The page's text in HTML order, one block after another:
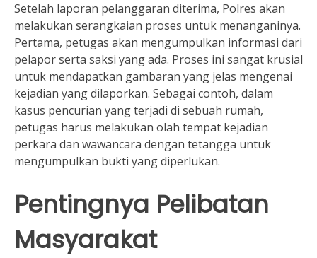
Setelah laporan pelanggaran diterima, Polres akan
melakukan serangkaian proses untuk menanganinya.
Pertama, petugas akan mengumpulkan informasi dari
pelapor serta saksi yang ada. Proses ini sangat krusial
untuk mendapatkan gambaran yang jelas mengenai
kejadian yang dilaporkan. Sebagai contoh, dalam
kasus pencurian yang terjadi di sebuah rumah,
petugas harus melakukan olah tempat kejadian
perkara dan wawancara dengan tetangga untuk
mengumpulkan bukti yang diperlukan.
Pentingnya Pelibatan
Masyarakat